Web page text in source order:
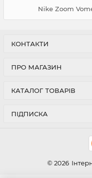
Nike Zoom
КОНТАКТИ
ПРО МАГАЗИН
КАТАЛОГ ТОВАРІВ
ПІДПИСКА
© 2026